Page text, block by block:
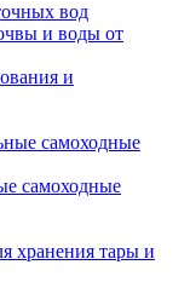
вод
и воды от
и
самоходные